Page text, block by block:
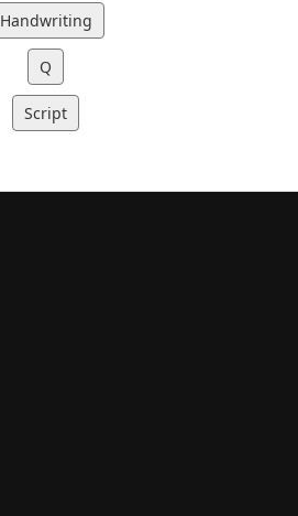
Handwriting
Q
Script